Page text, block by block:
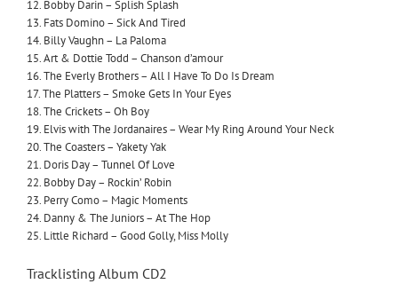
12. Bobby Darin – Splish Splash
13. Fats Domino – Sick And Tired
14. Billy Vaughn – La Paloma
15. Art & Dottie Todd – Chanson d’amour
16. The Everly Brothers – All I Have To Do Is Dream
17. The Platters – Smoke Gets In Your Eyes
18. The Crickets – Oh Boy
19. Elvis with The Jordanaires – Wear My Ring Around Your Neck
20. The Coasters – Yakety Yak
21. Doris Day – Tunnel Of Love
22. Bobby Day – Rockin’ Robin
23. Perry Como – Magic Moments
24. Danny & The Juniors – At The Hop
25. Little Richard – Good Golly, Miss Molly
Tracklisting Album CD2